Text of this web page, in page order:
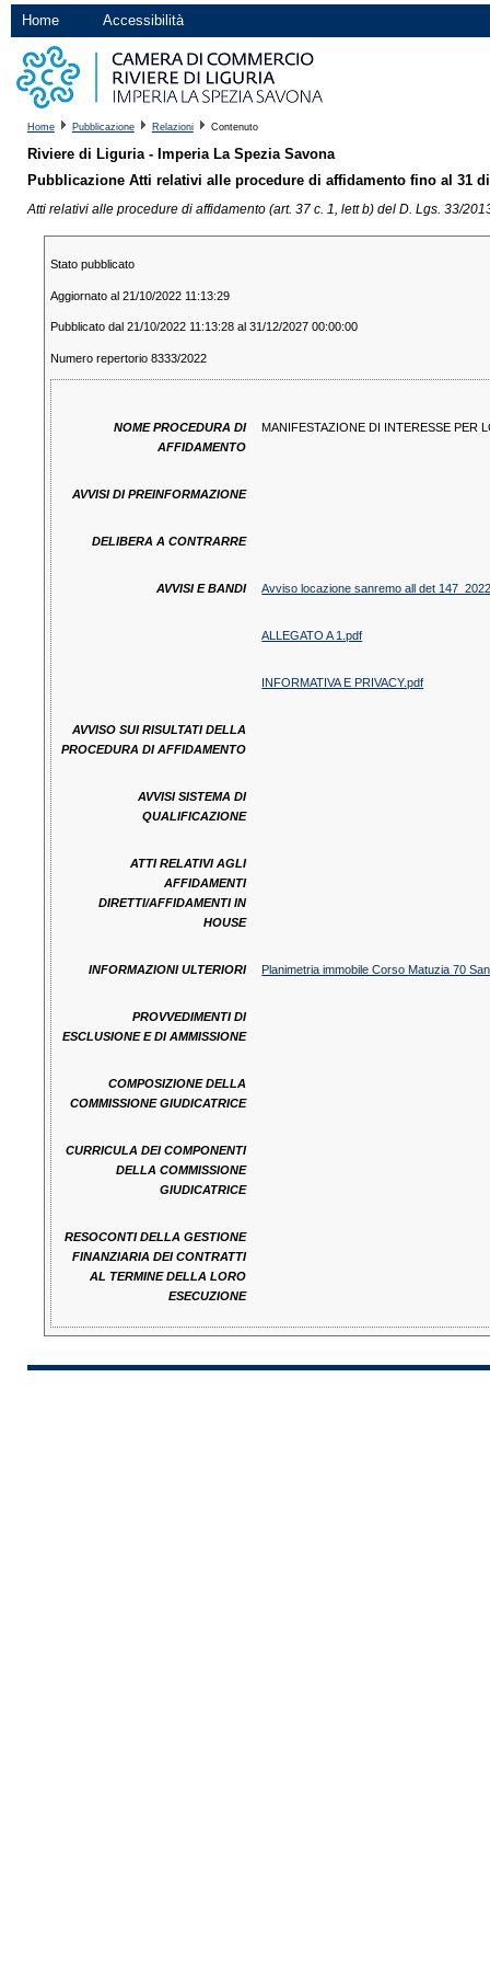
Home Accessibilità
Home Pubblicazione Relazioni Contenuto
Riviere di Liguria - Imperia La Spezia Savona
Pubblicazione Atti relativi alle procedure di affidamento fino al 31
Atti relativi alle procedure di affidamento (art. 37 c. 1, lett b) del D. Lgs. 33/
Stato pubblicato
Aggiornato al 21/10/2022 11:13:29
Pubblicato dal 21/10/2022 11:13:28 al 31/12/2027 00:00:00
Numero repertorio 8333/2022
NOME PROCEDURA DI
AFFIDAMENTO
MANIFESTAZIONE DI INTERESSE PER
AVVISI DI PREINFORMAZIONE
DELIBERA A CONTRARRE
AVVISI E BANDI Avviso locazione sanremo all det
ALLEGATO A 1.pdf
INFORMATIVA E PRIVACY.pdf
AVVISO SUI RISULTATI DELLA
PROCEDURA DI AFFIDAMENTO
AVVISI SISTEMA DI
QUALIFICAZIONE
ATTI RELATIVI AGLI
AFFIDAMENTI
DIRETTI/AFFIDAMENTI IN
HOUSE
INFORMAZIONI ULTERIORI Planimetria immobile Corso Matuzia 70
PROVVEDIMENTI DI
ESCLUSIONE E DI AMMISSIONE
COMPOSIZIONE DELLA
COMMISSIONE GIUDICATRICE
CURRICULA DEI COMPONENTI
DELLA COMMISSIONE
GIUDICATRICE
RESOCONTI DELLA GESTIONE
FINANZIARIA DEI CONTRATTI
AL TERMINE DELLA LORO
ESECUZIONE